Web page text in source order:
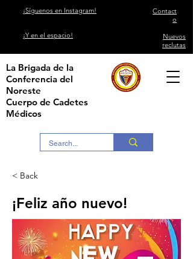
¡Síguenos en Instagram!
Contact
o
¡Y en el espacio!
Nuevos
reclutas
La Brigada de la
Conferencia del
Noreste
Cuerpo de Cadetes
Médicos
< Back
¡Feliz año nuevo!